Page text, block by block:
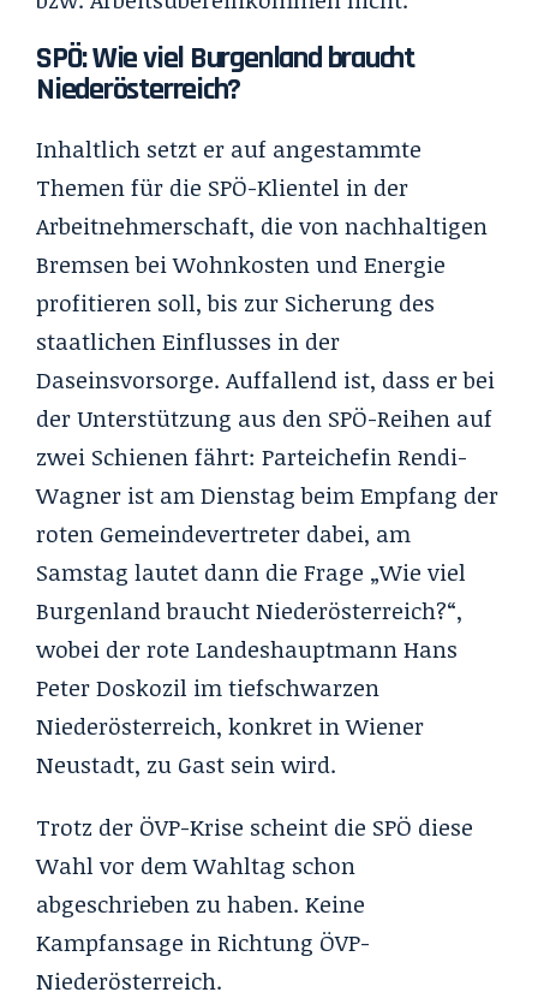
SPÖ: Wie viel Burgenland braucht
Niederösterreich?
Inhaltlich setzt er auf angestammte
Themen für die SPÖ-Klientel in der
Arbeitnehmerschaft, die von nachhaltigen
Bremsen bei Wohnkosten und Energie
profitieren soll, bis zur Sicherung des
staatlichen Einflusses in der
Daseinsvorsorge. Auffallend ist, dass er bei
der Unterstützung aus den SPÖ-Reihen auf
zwei Schienen fährt: Parteichefin Rendi-
Wagner ist am Dienstag beim Empfang der
roten Gemeindevertreter dabei, am
Samstag lautet dann die Frage „Wie viel
Burgenland braucht Niederösterreich?“,
wobei der rote Landeshauptmann Hans
Peter Doskozil im tiefschwarzen
Niederösterreich, konkret in Wiener
Neustadt, zu Gast sein wird.
Trotz der ÖVP-Krise scheint die SPÖ diese
Wahl vor dem Wahltag schon
abgeschrieben zu haben. Keine
Kampfansage in Richtung ÖVP-
Niederösterreich.